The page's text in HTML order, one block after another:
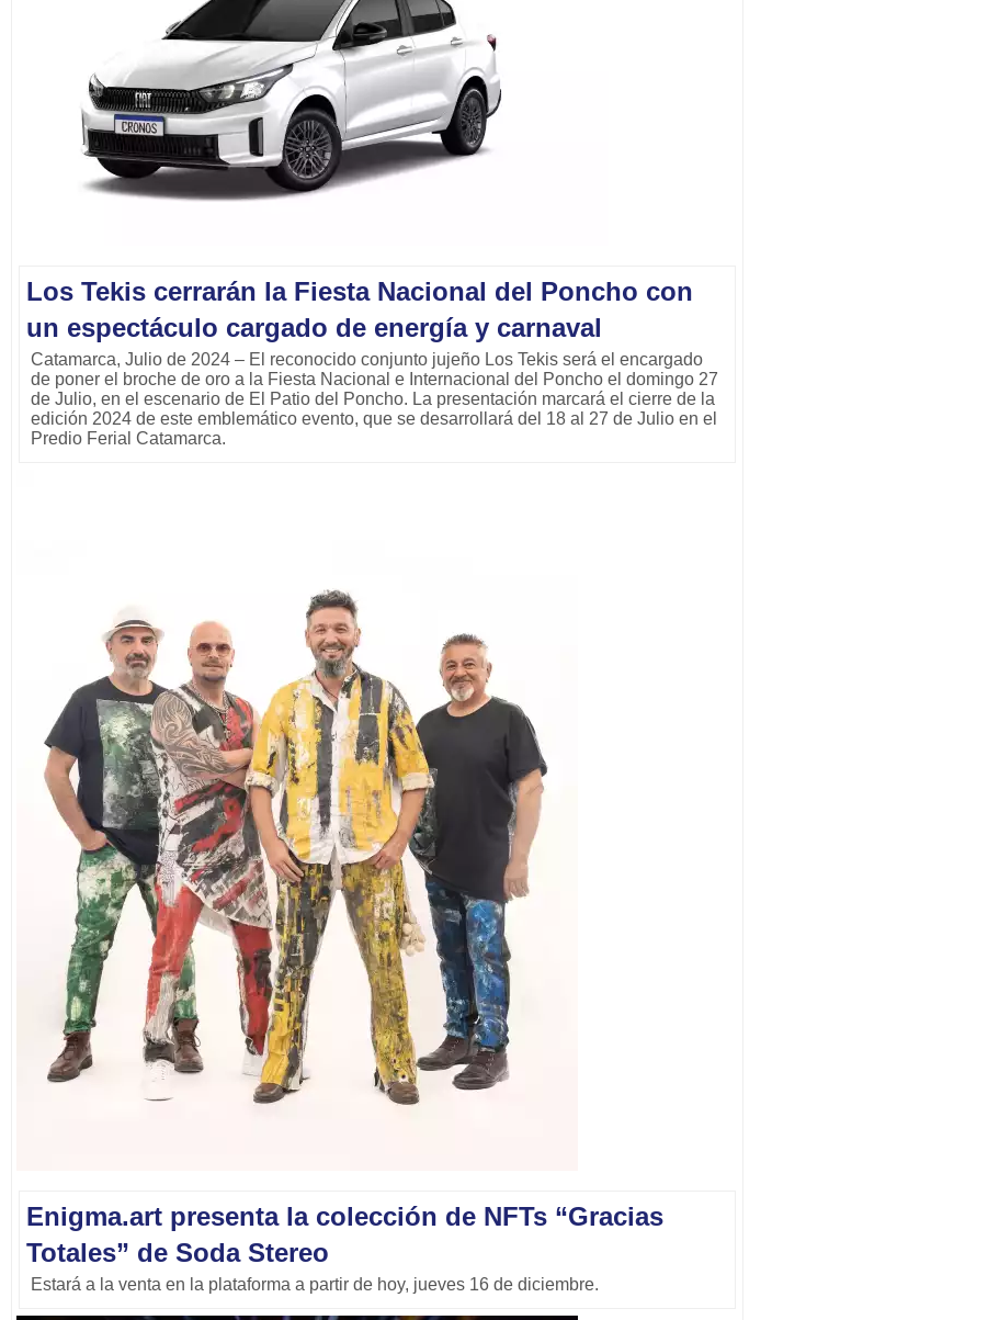
Los Tekis cerrarán la Fiesta Nacional del Poncho con
un espectáculo cargado de energía y carnaval
Catamarca, Julio de 2024 – El reconocido conjunto jujeño Los Tekis será el encargado
de poner el broche de oro a la Fiesta Nacional e Internacional del Poncho el domingo 27
de Julio, en el escenario de El Patio del Poncho. La presentación marcará el cierre de la
edición 2024 de este emblemático evento, que se desarrollará del 18 al 27 de Julio en el
Predio Ferial Catamarca.
Enigma.art presenta la colección de NFTs “Gracias
Totales” de Soda Stereo
Estará a la venta en la plataforma a partir de hoy, jueves 16 de diciembre.